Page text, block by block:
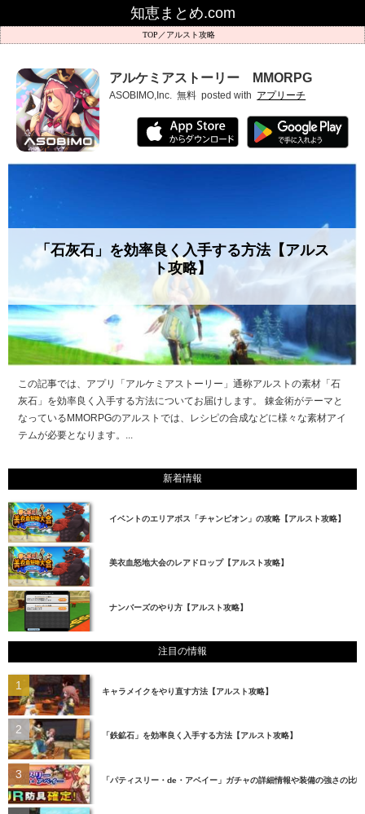
知恵まとめ.com
アルスト攻略
アルケミアストーリー MMORPG
ASOBIMO,Inc. 無料 posted with アプリーチ
「石灰石」を効率良く入手する方法【アルス
ト攻略】
この記事では、アプリ「アルケミアストーリー」通称アルストの素材「石
灰石」を効率良く入手する方法についてお届けします。 錬金術がテーマと
なっているMMORPGのアルストでは、レシピの合成などに様々な素材アイ
テムが必要となります。...
新着情報
イベントのエリアボス「チャンピオン」の攻略【アルスト攻略】
美衣血怒地大会のレアドロップ【アルスト攻略】
ナンバーズのやり方【アルスト攻略】
注目の情報
キャラメイクをやり直す方法【アルスト攻略】
「鉄鉱石」を効率良く入手する方法【アルスト攻略】
「パティスリー・de・アベイー」ガチャの詳細情報や装備の強さの比